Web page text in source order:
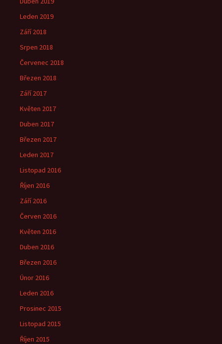
Leden 2019
Září 2018
Srpen 2018
Červenec 2018
Březen 2018
Září 2017
Květen 2017
Duben 2017
Březen 2017
Leden 2017
Listopad 2016
Říjen 2016
Září 2016
Červen 2016
Květen 2016
Duben 2016
Březen 2016
Únor 2016
Leden 2016
Prosinec 2015
Listopad 2015
Říjen 2015